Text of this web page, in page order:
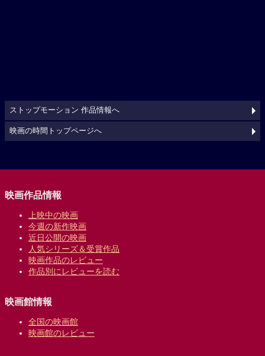
ストップモーション 作品情報へ
映画の時間トップページへ
映画作品情報
上映中の映画
今週の新作映画
近日公開の映画
人気シリーズ＆受賞作品
映画作品のレビュー
作品別にレビューを読む
映画館情報
全国の映画館
映画館のレビュー